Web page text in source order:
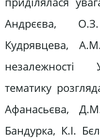
Андрєєва,
Кудрявцева,
незалежності
тематику
Афанасьєва,
Бандурка, К.І.